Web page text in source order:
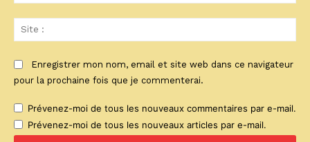
:
Enregistrer mon nom, email et site web dans ce navigateur
pour la prochaine fois que je commenterai.
Prévenez-moi de tous les nouveaux commentaires par e-mail.
Prévenez-moi de tous les nouveaux articles par e-mail.